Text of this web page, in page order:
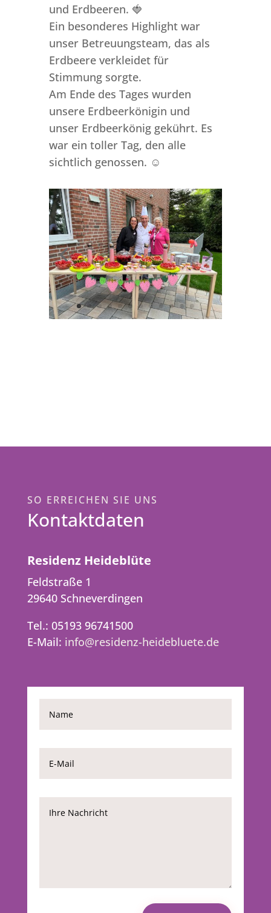
und Erdbeeren. 🍓
Ein besonderes Highlight war
unser Betreuungsteam, das als
Erdbeere verkleidet für
Stimmung sorgte.
Am Ende des Tages wurden
unsere Erdbeerkönigin und
unser Erdbeerkönig gekührt. Es
war ein toller Tag, den alle
sichtlich genossen. ☺
SO ERREICHEN SIE UNS
Kontaktdaten
Residenz Heideblüte
Feldstraße 1
29640 Schneverdingen
Tel.: 05193 96741500
E-Mail: info@residenz-heidebluete.de